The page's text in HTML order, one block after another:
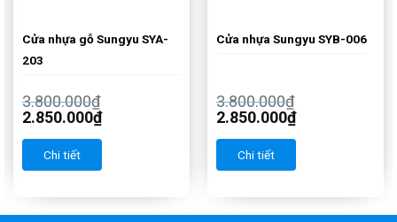
Cửa nhựa gỗ Sungyu SYA-
203
3.800.000₫
2.850.000₫
Chi tiết
Cửa nhựa Sungyu SYB-006
3.800.000₫
2.850.000₫
Chi tiết